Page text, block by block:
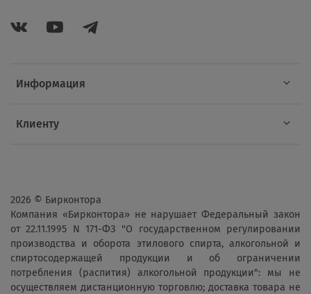
Информация
Клиенту
2026 © Бирконтора
Компания «Бирконтора» не нарушает Федеральный закон
от 22.11.1995 N 171-ФЗ "О государственном регулировании
производства и оборота этилового спирта, алкогольной и
спиртосодержащей продукции и об ограничении
потребления (распития) алкогольной продукции": мы не
осуществляем дистанционную торговлю; доставка товара не